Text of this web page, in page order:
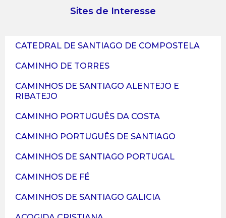
Sites de Interesse
CATEDRAL DE SANTIAGO DE COMPOSTELA
CAMINHO DE TORRES
CAMINHOS DE SANTIAGO ALENTEJO E
RIBATEJO
CAMINHO PORTUGUÊS DA COSTA
CAMINHO PORTUGUÊS DE SANTIAGO
CAMINHOS DE SANTIAGO PORTUGAL
CAMINHOS DE FÉ
CAMINHOS DE SANTIAGO GALICIA